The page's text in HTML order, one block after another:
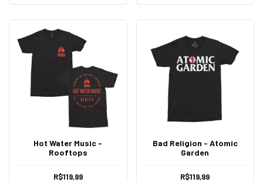
Hot Water Music -
Rooftops
R$119,99
Bad Religion - Atomic
Garden
R$119,99